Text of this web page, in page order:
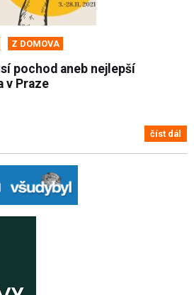
Z DOMOVA
pochod aneb nejlepší
v Praze
číst dál